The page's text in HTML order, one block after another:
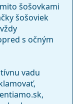
šošovkami
šošoviek
s očným
vadu